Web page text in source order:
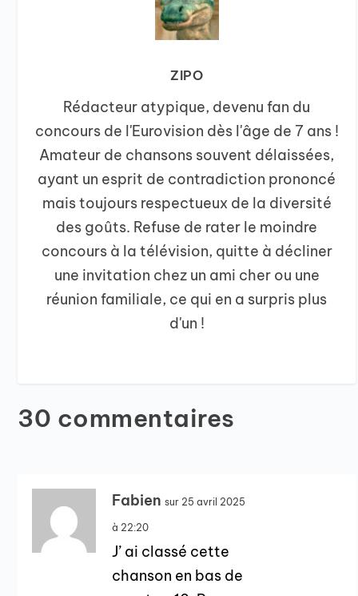
ZIPO
Rédacteur atypique, devenu fan du
concours de l'Eurovision dès l'âge de 7 ans !
Amateur de chansons souvent délaissées,
ayant un esprit de contradiction prononcé
mais toujours respectueux de la diversité
des goûts. Refuse de rater le moindre
concours à la télévision, quitte à décliner
une invitation chez un ami cher ou une
réunion familiale, ce qui en a surpris plus
d'un !
30 commentaires
Fabien sur 25 avril 2025
à 22:20
J’ ai classé cette
chanson en bas de